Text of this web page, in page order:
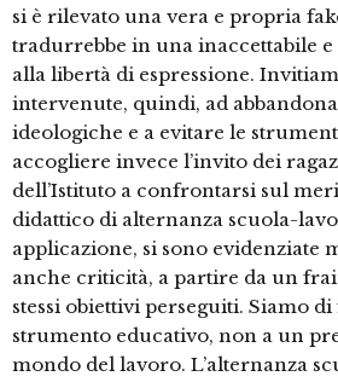
si è rilevato una vera e propria
tradurrebbe in una inaccettabile
alla libertà di espressione.
intervenute, quindi, ad
ideologiche e a evitare le
accogliere invece l’invito dei
dell’Istituto a confrontarsi sul
didattico di alternanza scuola-
applicazione, si sono evidenziate
anche criticità, a partire da un
stessi obiettivi perseguiti. Siamo
strumento educativo, non a un
mondo del lavoro. L’alternanza